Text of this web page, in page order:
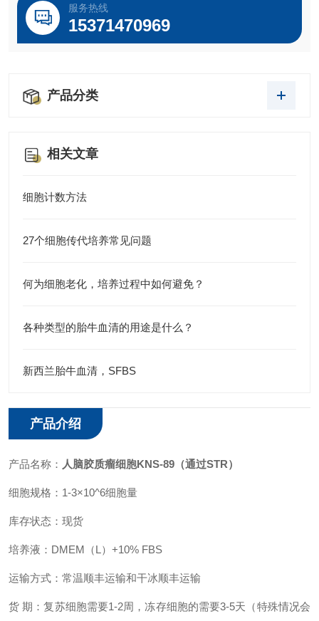
服务热线
15371470969
产品分类
相关文章
细胞计数方法
27个细胞传代培养常见问题
何为细胞老化，培养过程中如何避免？
各种类型的胎牛血清的用途是什么？
新西兰胎牛血清，SFBS
产品介绍
产品名称： 人脑胶质瘤细胞KNS-89（通过STR）
细胞规格：1-3×10^6细胞量
库存状态：现货
培养液： DMEM（L）+10% FBS
运输方式：常温顺丰运输和干冰顺丰运输
货 期：复苏细胞需要1-2周，冻存细胞的需要3-5天（特殊情况会